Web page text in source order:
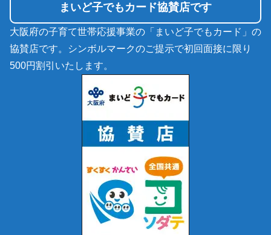
まいど子でもカード協賛店です
大阪府の子育て世帯応援事業の「まいど子でもカード」の
協賛店です。シンボルマークのご提示で初回面接に限り
500円割引いたします。